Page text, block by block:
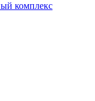
комплекс